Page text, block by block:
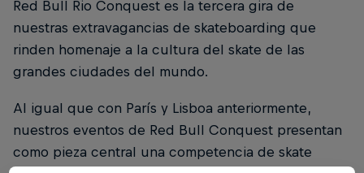
Red Bull Rio Conquest es la tercera gira de
nuestras extravagancias de skateboarding que
rinden homenaje a la cultura del skate de las
grandes ciudades del mundo.
Al igual que con París y Lisboa anteriormente,
nuestros eventos de Red Bull Conquest presentan
como pieza central una competencia de skate